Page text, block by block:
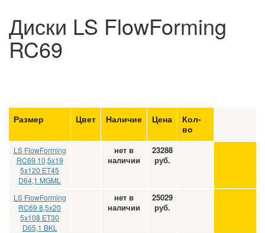
Диски LS FlowForming
RC69
Размер Цвет Наличие Цена
Кол-
во
LS FlowForming
RC69 10,5x19
5x120 ET45
D64,1 MGML
нет в
наличии
23288
руб.
LS FlowForming
RC69 8,5x20
5x108 ET30
D65,1 BKL
нет в
наличии
25029
руб.